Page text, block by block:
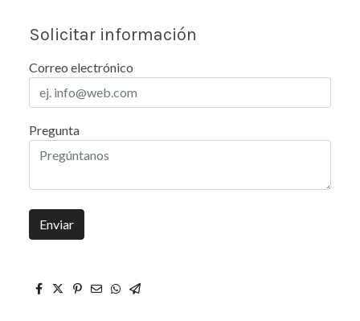
Solicitar información
Correo electrónico
Pregunta
Enviar